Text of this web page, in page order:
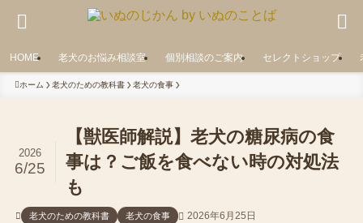
HOME 老犬のお悩み相談室 個別相談のご案内 セレクトショップ
ホーム 老犬のための教科書 老犬の食事
【獣医師解説】老犬の糖尿病の食
事は？ご飯を食べない時の対処法
も
2026
6/25
老犬のための教科書 老犬の食事 2026年6月25日